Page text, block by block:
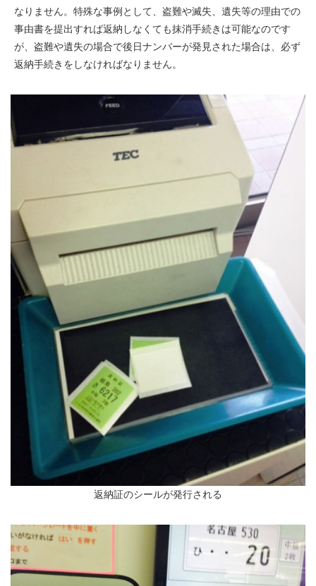
なりません。特殊な事例として、盗難や滅失、遺失等の理由での
事由書を提出すれば返納しなくても抹消手続きは可能なのです
が、盗難や遺失の場合で後日ナンバーが発見された場合は、必ず
返納手続きをしなければなりません。
返納証のシールが発行される